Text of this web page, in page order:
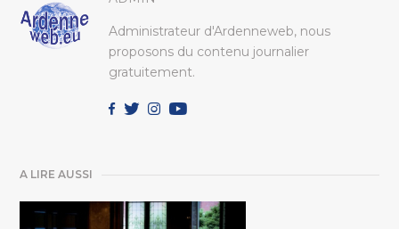
Administrateur d'Ardenneweb, nous
proposons du contenu journalier
gratuitement.
A LIRE AUSSI